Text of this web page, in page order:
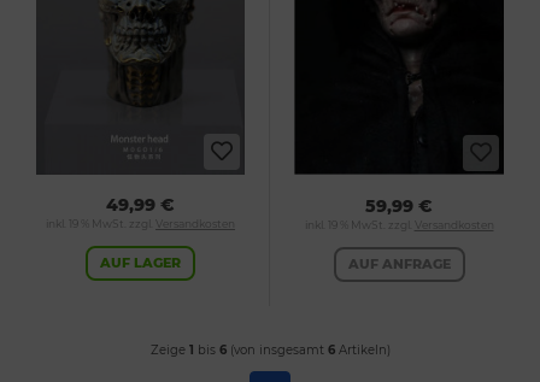
49,99 €
inkl. 19 % MwSt. zzgl. Versandkosten
AUF LAGER
59,99 €
inkl. 19 % MwSt. zzgl. Versandkosten
AUF ANFRAGE
Zeige 1 bis 6(von insgesamt 6Artikeln)